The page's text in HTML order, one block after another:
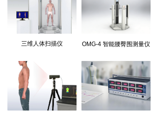
三维人体扫描仪 OMG-4 智能腰臀围测量仪